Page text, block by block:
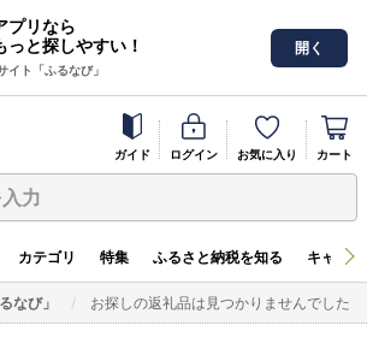
プリなら
っと探しやすい！
イト「ふるなび」
開く
ガイド ログイン お気に入り カート
力
カテゴリ 特集 ふるさと納税を知る キャン
なび」 お探しの返礼品は見つかりませんでした